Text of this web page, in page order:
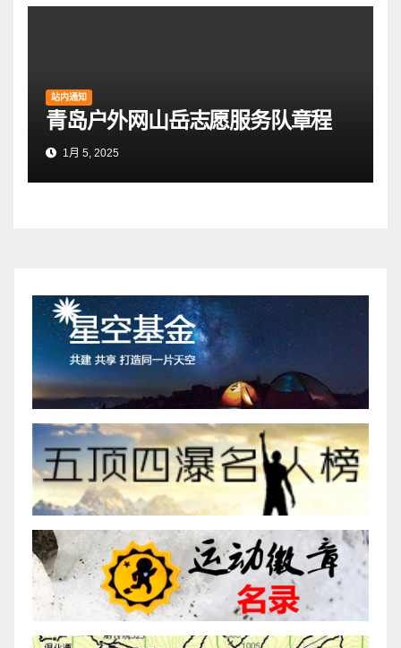
站内通知
青岛户外网山岳志愿服务队章程
1月 5, 2025